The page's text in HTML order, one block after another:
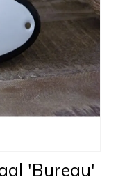
'Bureau'